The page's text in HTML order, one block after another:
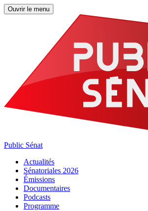
Ouvrir le menu
Public Sénat
Actualités
Sénatoriales 2026
Émissions
Documentaires
Podcasts
Programme